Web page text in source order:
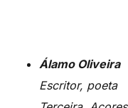
Álamo Oliveira
Escritor, poeta